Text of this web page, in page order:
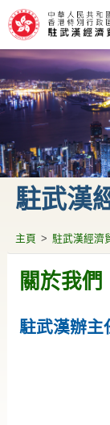
主頁
駐武漢經濟貿易
緊急求助
關於香港
生活在內地
營商投資在內地
專題資料
新聞及活動／
香港特區政府
駐武漢
主頁 > 駐武漢經濟
關於我們
駐武漢辦主